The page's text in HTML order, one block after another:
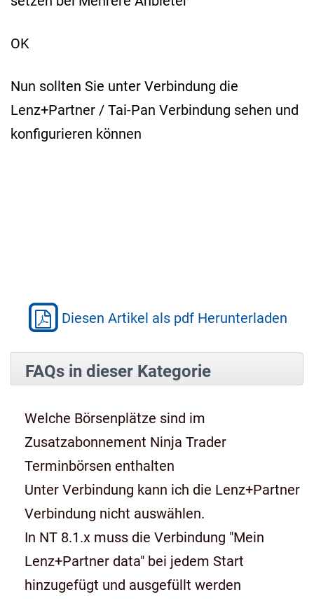
OK
Nun sollten Sie unter Verbindung die
Lenz+Partner / Tai-Pan Verbindung sehen und
konfigurieren können
Diesen Artikel als pdf Herunterladen
FAQs in dieser Kategorie
Welche Börsenplätze sind im
Zusatzabonnement Ninja Trader
Terminbörsen enthalten
Unter Verbindung kann ich die Lenz+Partner
Verbindung nicht auswählen.
In NT 8.1.x muss die Verbindung "Mein
Lenz+Partner data" bei jedem Start
hinzugefügt und ausgefüllt werden